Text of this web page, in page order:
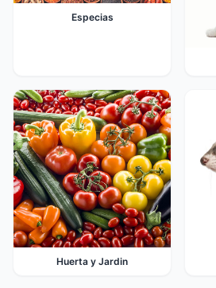
Especias
Huerta y Jardin